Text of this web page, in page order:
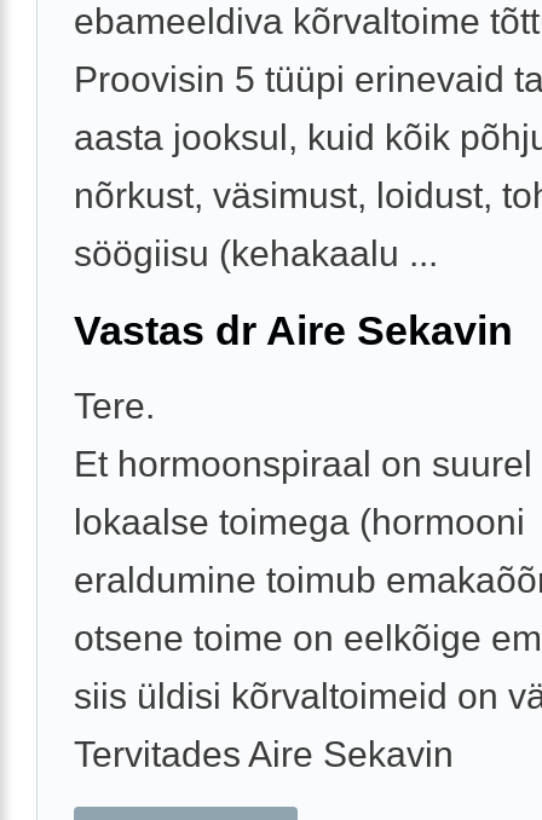
ebameeldiva kõrvaltoime
Proovisin 5 tüüpi erinevaid
aasta jooksul, kuid kõik
nõrkust, väsimust, loidust,
söögiisu (kehakaalu ...
Vastas dr Aire Sekavin
Tere.
Et hormoonspiraal on
lokaalse toimega (hormooni
eraldumine toimub
otsene toime on eelkõige
siis üldisi kõrvaltoimeid on
Tervitades Aire Sekavin